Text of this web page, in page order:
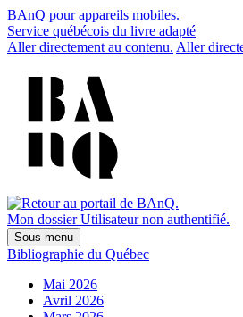
BAnQ pour appareils mobiles.
Service québécois du livre adapté
Aller directement au contenu. Aller
Mon dossier Utilisateur non authentifié.
Sous-menu
Bibliographie du Québec
Mai 2026
Avril 2026